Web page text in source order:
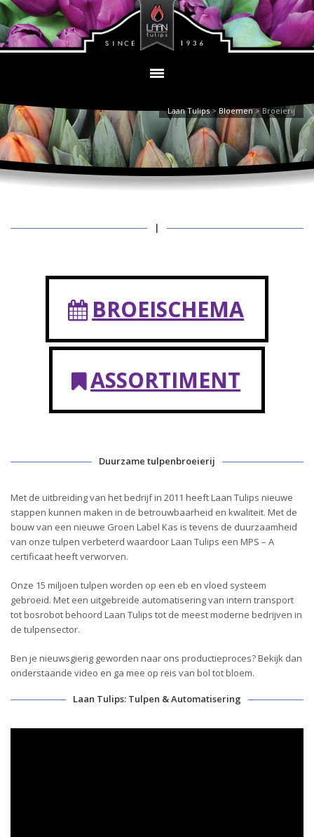
Laan Tulips>Bloemen>Broeierij
|
BROEISCHEMA
ASSORTIMENT
Duurzame tulpenbroeierij
Met de uitbreiding van het bedrijf in 2011 heeft Laan Tulips nieuwe
stappen kunnen maken in de betrouwbaarheid en kwaliteit. Met de
bouw van een nieuwe Groen Label Kas is tevens de duurzaamheid
van onze tulpen verbeterd waardoor Laan Tulips een MPS – A
certificaat heeft verworven.
Onze 15 miljoen tulpen worden op een eb en vloed systeem
gebroeid. Met een uitgebreide automatisering van intern transport
tot bosrobot behoord Laan Tulips tot de meest moderne bedrijven in
de tulpensector.
Ben je nieuwsgierig geworden naar ons productieproces? Bekijk dan
onderstaande video en ga mee op reis van bol tot bloem.
Laan Tulips: Tulpen & Automatisering